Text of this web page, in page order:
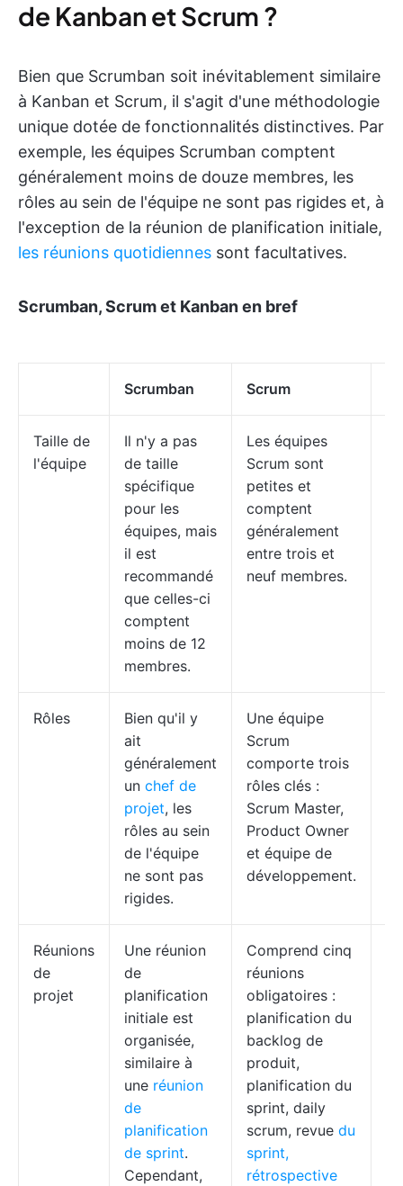
de Kanban et Scrum ?
Bien que Scrumban soit inévitablement similaire
à Kanban et Scrum, il s'agit d'une méthodologie
unique dotée de fonctionnalités distinctives. Par
exemple, les équipes Scrumban comptent
généralement moins de douze membres, les
rôles au sein de l'équipe ne sont pas rigides et, à
l'exception de la réunion de planification initiale,
les réunions quotidiennes sont facultatives.
Scrumban, Scrum et Kanban en bref
Scrumban Scrum
Taille de
l'équipe
Il n'y a pas
de taille
spécifique
pour les
équipes, mais
il est
recommandé
que celles-ci
comptent
moins de 12
membres.
Les équipes
Scrum sont
petites et
comptent
généralement
entre trois et
neuf membres.
Rôles
Bien qu'il y
ait
généralement
un chef de
projet, les
rôles au sein
de l'équipe
ne sont pas
rigides.
Une équipe
Scrum
comporte trois
rôles clés :
Scrum Master,
Product Owner
et équipe de
développement.
Réunions
de
projet
Une réunion
de
planification
initiale est
organisée,
similaire à
une réunion
de
planification
de sprint.
Cependant,
Comprend cinq
réunions
obligatoires :
planification du
backlog de
produit,
planification du
sprint, daily
scrum, revue du
sprint,
rétrospective